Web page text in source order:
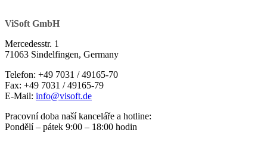
ViSoft GmbH
Mercedesstr. 1
71063 Sindelfingen, Germany
Telefon: +49 7031 / 49165-70
Fax: +49 7031 / 49165-79
E-Mail: info@visoft.de
Pracovní doba naší kanceláře a hotline:
Pondělí – pátek 9:00 – 18:00 hodin